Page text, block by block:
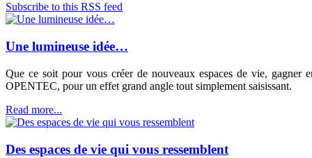
Subscribe to this RSS feed
Une lumineuse idée…
Que ce soit pour vous créer de nouveaux espaces de vie,
OPENTEC, pour un effet grand angle tout simplement saisissant.
Read more...
Des espaces de vie qui vous ressemblent